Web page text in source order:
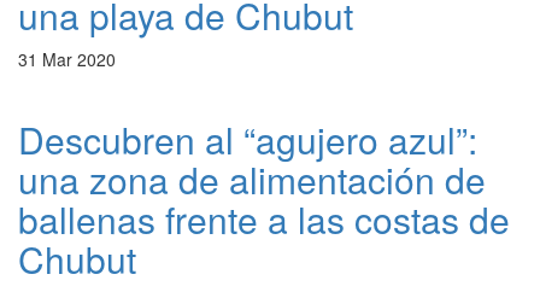
una playa de Chubut
31 Mar 2020
Descubren al “agujero azul”:
una zona de alimentación de
ballenas frente a las costas de
Chubut